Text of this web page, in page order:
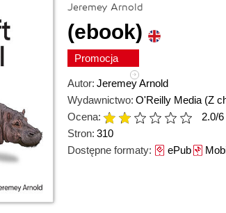
Jeremey Arnold
(ebook)
Promocja
Autor: Jeremey Arnold
Wydawnictwo: O'Reilly Media (Z
Ocena:
2.0/6
Stron: 310
Dostępne formaty: ePub